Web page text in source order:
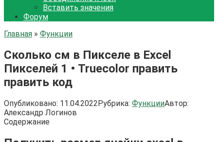
Вставить значения
Форум
Главная » Функции
Сколько см в Пикселе в Excel
Пикселей 1 • Truecolor править
править код
Опубликовано: 11.04.2022Рубрика: ФункцииАвтор:
Александр Логинов
Содержание